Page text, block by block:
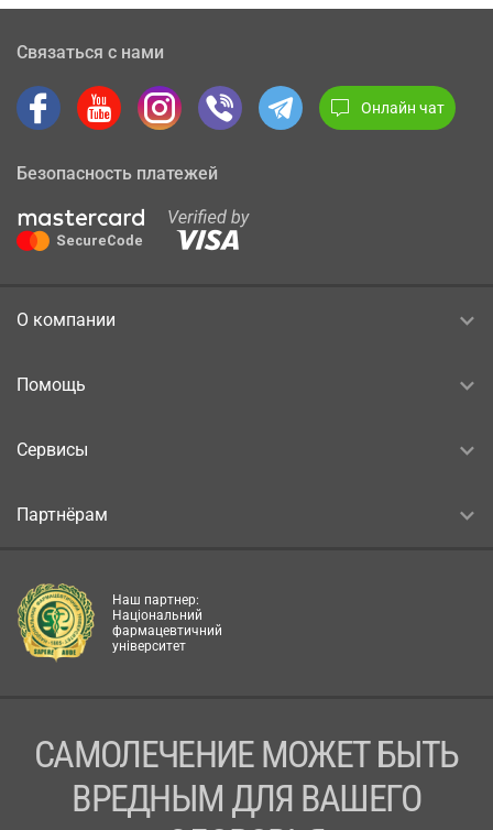
Связаться с нами
Онлайн чат
Безопасность платежей
О компании
Помощь
Сервисы
Партнёрам
Наш партнер:
Національний
фармацевтичний
університет
САМОЛЕЧЕНИЕ МОЖЕТ БЫТЬ
ВРЕДНЫМ ДЛЯ ВАШЕГО